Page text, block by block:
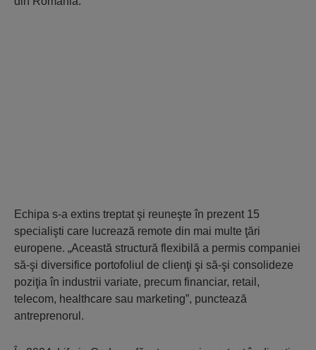
Echipa s-a extins treptat şi reuneşte în prezent 15
specialişti care lucrează remote din mai multe ţări
europene. „Această structură flexibilă a permis companiei
să-şi diversifice portofoliul de clienţi şi să-şi consolideze
poziţia în industrii variate, precum financiar, retail,
telecom, healthcare sau marketing”, punctează
antreprenorul.